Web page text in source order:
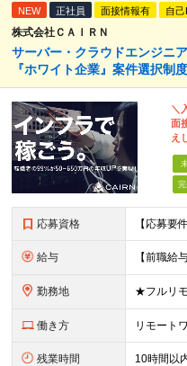
NEW 正社員 面接情報有 自
株式会社ＣＡＩＲＮ
サーバー・クラウドエンジニ
『ホワイト企業』案件選択制
＼
面
え
応募資格
給与
勤務地
働き方 リモート
残業時間 10時間以